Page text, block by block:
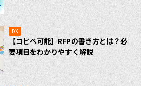
DX
【コピペ可能】RFPの書き方とは？必
要項目をわかりやすく解説